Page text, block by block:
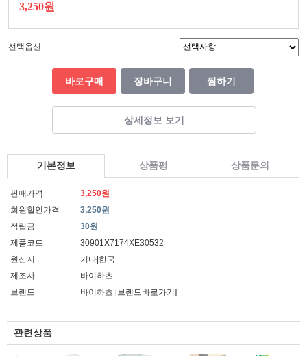
3,250원
선택옵션
바로구매 장바구니 찜하기
상세정보 보기
기본정보 상품평 상품문의
판매가격
3,250원
회원할인가격
3,250원
적립금
30원
제품코드
30901X7174XE30532
원산지
기타|한국
제조사
바이하츠
브랜드
바이하츠 [브랜드바로가기]
관련상품